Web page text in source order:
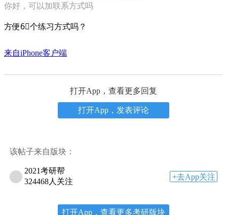
你好，可以加联系方式吗
方便6⃣️个练习方式吗？
来自iPhone客户端
打开App，查看更多回复
打开App，发表评论
该帖子来自版块：
2021考研帮
324468人关注
+去App关注
打开App，查看更多考研版块